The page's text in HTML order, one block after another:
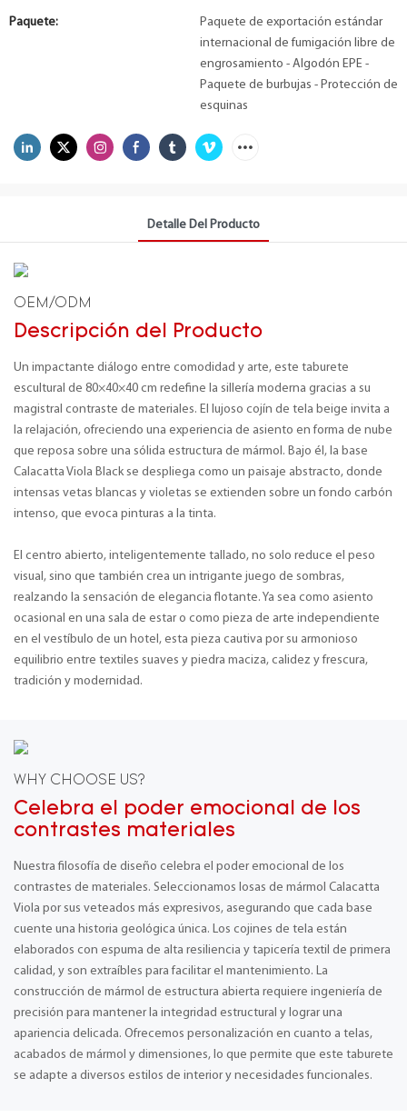
Paquete:
Paquete de exportación estándar
internacional de fumigación libre de
engrosamiento - Algodón EPE -
Paquete de burbujas - Protección de
esquinas
Detalle Del Producto
OEM/ODM
Descripción del Producto
Un impactante diálogo entre comodidad y arte, este taburete
escultural de 80×40×40 cm redefine la sillería moderna gracias a su
magistral contraste de materiales. El lujoso cojín de tela beige invita a
la relajación, ofreciendo una experiencia de asiento en forma de nube
que reposa sobre una sólida estructura de mármol. Bajo él, la base
Calacatta Viola Black se despliega como un paisaje abstracto, donde
intensas vetas blancas y violetas se extienden sobre un fondo carbón
intenso, que evoca pinturas a la tinta.
El centro abierto, inteligentemente tallado, no solo reduce el peso
visual, sino que también crea un intrigante juego de sombras,
realzando la sensación de elegancia flotante. Ya sea como asiento
ocasional en una sala de estar o como pieza de arte independiente
en el vestíbulo de un hotel, esta pieza cautiva por su armonioso
equilibrio entre textiles suaves y piedra maciza, calidez y frescura,
tradición y modernidad.
WHY CHOOSE US?
Celebra el poder emocional de los
contrastes materiales
Nuestra filosofía de diseño celebra el poder emocional de los
contrastes de materiales. Seleccionamos losas de mármol Calacatta
Viola por sus veteados más expresivos, asegurando que cada base
cuente una historia geológica única. Los cojines de tela están
elaborados con espuma de alta resiliencia y tapicería textil de primera
calidad, y son extraíbles para facilitar el mantenimiento. La
construcción de mármol de estructura abierta requiere ingeniería de
precisión para mantener la integridad estructural y lograr una
apariencia delicada. Ofrecemos personalización en cuanto a telas,
acabados de mármol y dimensiones, lo que permite que este taburete
se adapte a diversos estilos de interior y necesidades funcionales.